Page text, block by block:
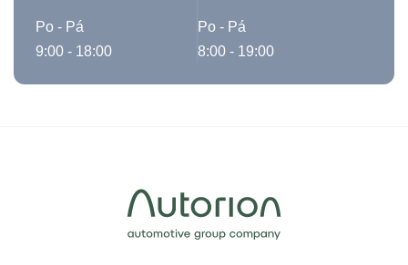
Po - Pá
9:00 - 18:00
Po - Pá
8:00 - 19:00